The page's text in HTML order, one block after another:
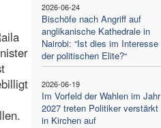
2026-06-24
Bischöfe nach Angriff auf
anglikanische Kathedrale in
Nairobi: “Ist dies im Interesse
der politischen Elite?“
2026-06-19
Im Vorfeld der Wahlen im Jahr
2027 treten Politiker verstärkt
in Kirchen auf